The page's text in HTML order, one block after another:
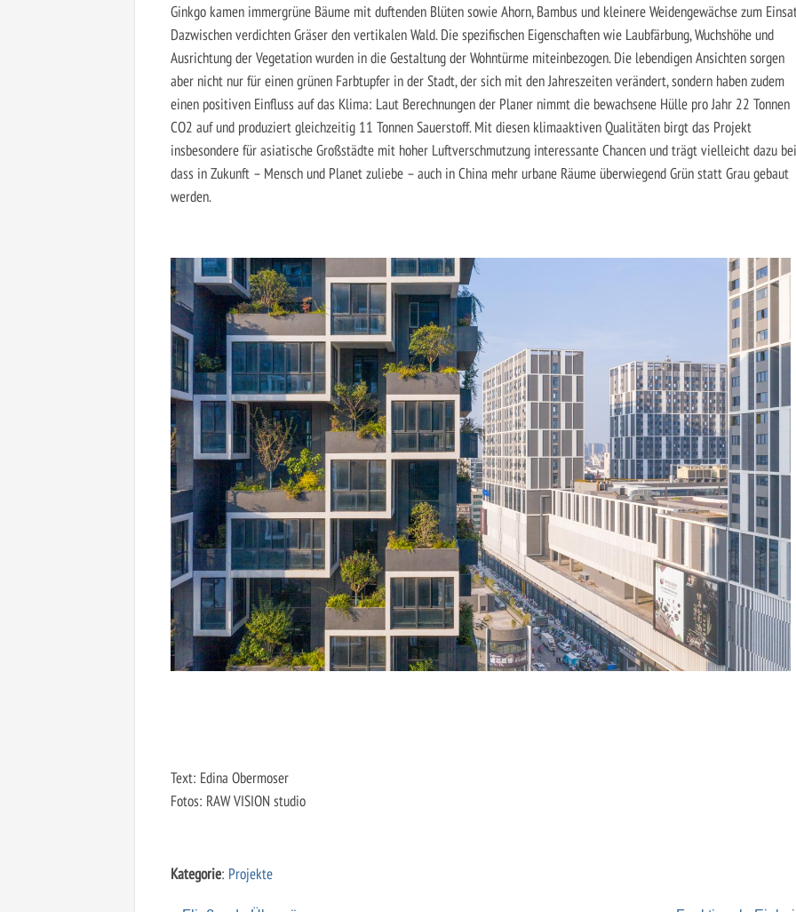
Ginkgo kamen immergrüne Bäume mit duftenden Blüten sowie Ahorn, Bambus und kleinere Weidengewächse zum
Dazwischen verdichten Gräser den vertikalen Wald. Die spezifischen Eigenschaften wie Laubfärbung, Wuchshöhe und
Ausrichtung der Vegetation wurden in die Gestaltung der Wohntürme miteinbezogen. Die lebendigen Ansichten sorgen
aber nicht nur für einen grünen Farbtupfer in der Stadt, der sich mit den Jahreszeiten verändert, sondern haben zudem
einen positiven Einfluss auf das Klima: Laut Berechnungen der Planer nimmt die bewachsene Hülle pro Jahr 22 Tonnen
CO2 auf und produziert gleichzeitig 11 Tonnen Sauerstoff. Mit diesen klimaaktiven Qualitäten birgt das Projekt
insbesondere für asiatische Großstädte mit hoher Luftverschmutzung interessante Chancen und trägt vielleicht dazu
dass in Zukunft – Mensch und Planet zuliebe – auch in China mehr urbane Räume überwiegend Grün statt Grau gebaut
werden.
Text: Edina Obermoser
Fotos: RAW VISION studio
Kategorie: Projekte